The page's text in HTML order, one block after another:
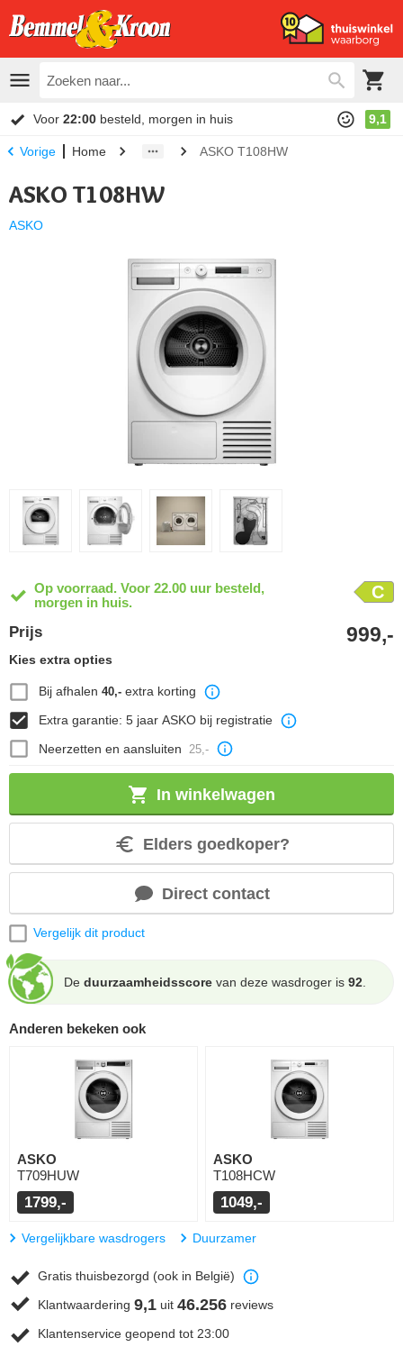
Voor 22:00 besteld, morgen in huis 9,1
Vorige Home ASKO T108HW
ASKO T108HW
ASKO
Op voorraad. Voor 22.00 uur besteld,
morgen in huis.
C
Prijs 999,-
Kies extra opties
Bij afhalen 40,-extra korting
Extra garantie: 5 jaar ASKO bij registratie
Neerzetten en aansluiten
25,-
In winkelwagen
Elders goedkoper?
Direct contact
Vergelijk dit product
De duurzaamheidsscore van deze wasdroger is 92
Anderen bekeken ook
ASKO
T709HUW
1799,-
ASKO
T108HCW
1049,-
Vergelijkbare wasdrogers Duurzamer
Gratis thuisbezorgd (ook in België)
Klantwaardering 9,1 uit 46.256 reviews
Klantenservice geopend tot 23:00